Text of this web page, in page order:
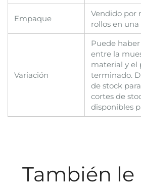
Empaque
Vendido por
rollos en una
Variación
Puede
entre la
material y el
terminado.
de stock
cortes de
disponibles
También le